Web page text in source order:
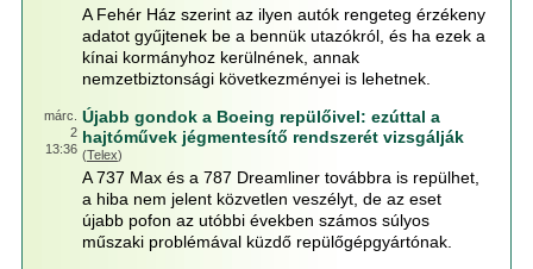
A Fehér Ház szerint az ilyen autók rengeteg érzékeny
adatot gyűjtenek be a bennük utazókról, és ha ezek a
kínai kormányhoz kerülnének, annak
nemzetbiztonsági következményei is lehetnek.
márc.
2
13:36
Újabb gondok a Boeing repülőivel: ezúttal a
hajtóművek jégmentesítő rendszerét vizsgálják
(Telex)
A 737 Max és a 787 Dreamliner továbbra is repülhet,
a hiba nem jelent közvetlen veszélyt, de az eset
újabb pofon az utóbbi években számos súlyos
műszaki problémával küzdő repülőgépgyártónak.